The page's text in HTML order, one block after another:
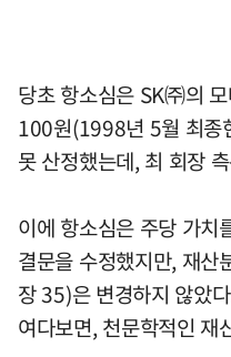
당초 항소심은 SK㈜의
100원(1998년 5월 최종
못 산정했는데, 최 회장
이에 항소심은 주당 가
결문을 수정했지만, 재
장 35)은 변경하지 않았
여다보면, 천문학적인 재